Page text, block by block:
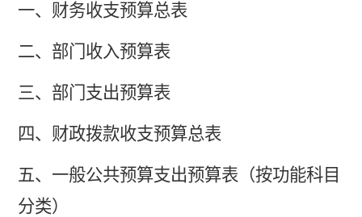
一、 财务收支预算总表
二、部门收入预算表
三、部门支出预算表
四、财政拨款收支预算总表
五、一般公共预算支出预算表（按功能科目
分类）